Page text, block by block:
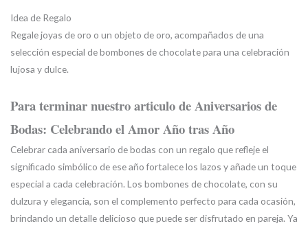
Idea de Regalo
Regale joyas de oro o un objeto de oro, acompañados de una
selección especial de bombones de chocolate para una celebración
lujosa y dulce.
Para terminar nuestro articulo de Aniversarios de
Bodas: Celebrando el Amor Año tras Año
Celebrar cada aniversario de bodas con un regalo que refleje el
significado simbólico de ese año fortalece los lazos y añade un toque
especial a cada celebración. Los bombones de chocolate, con su
dulzura y elegancia, son el complemento perfecto para cada ocasión,
brindando un detalle delicioso que puede ser disfrutado en pareja. Ya